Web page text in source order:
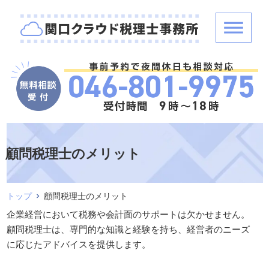
顧問税理士のメリット
トップ 顧問税理士のメリット
企業経営において税務や会計面のサポートは欠かせません。
顧問税理士は、専門的な知識と経験を持ち、経営者のニーズ
に応じたアドバイスを提供します。